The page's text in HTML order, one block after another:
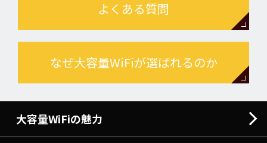
よくある質問
なぜ大容量WiFiが選ばれるのか
大容量WiFiの魅力